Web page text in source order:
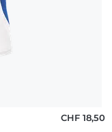
CHF 18,50